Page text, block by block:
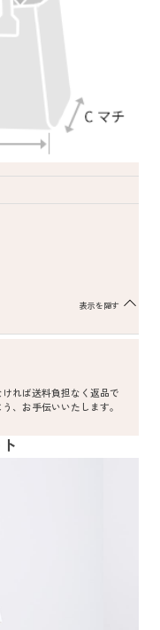
表示を隠す
れば送料負担なく返品で
、お手伝いいたします。